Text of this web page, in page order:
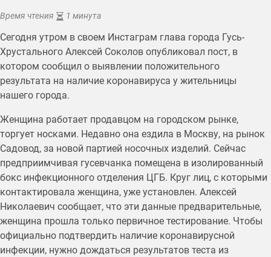
Время чтения 1 минута
Сегодня утром в своем Инстаграм глава города Гусь-
Хрустального Алексей Соколов опубликовал пост, в
котором сообщил о выявлении положительного
результата на наличие коронавируса у жительницы
нашего города.
Женщина работает продавцом на городском рынке,
торгует носками. Недавно она ездила в Москву, на рынок
Садовод, за новой партией носочных изделий. Сейчас
предприимчивая гусевчанка помещена в изолированный
бокс инфекционного отделения ЦГБ. Круг лиц, с которыми
контактировала женщина, уже установлен. Алексей
Николаевич сообщает, что эти данные предварительные,
женщина прошла только первичное тестирование. Чтобы
официально подтвердить наличие коронавирусной
инфекции, нужно дождаться результатов теста из